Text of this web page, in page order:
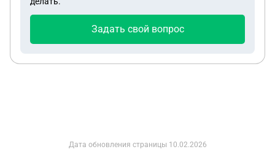
Задать свой вопрос
Дата обновления страницы 10.02.2026